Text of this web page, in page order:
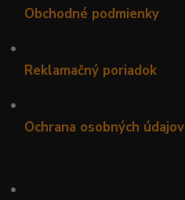
Obchodné podmienky
•
Reklamačný poriadok
•
Ochrana osobných údajov
•